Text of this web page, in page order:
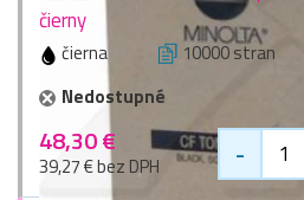
čierny
čierna 10000 stran
Nedostupné
48,30 €
39,27 € bez DPH -